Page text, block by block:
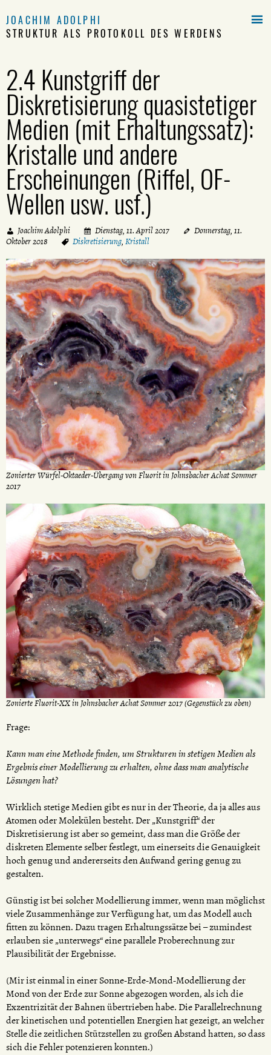
JOACHIM ADOLPHI
STRUKTUR ALS PROTOKOLL DES WERDENS
2.4 Kunstgriff der
Diskretisierung quasistetiger
Medien (mit Erhaltungssatz):
Kristalle und andere
Erscheinungen (Riffel, OF-
Wellen usw. usf.)
Joachim Adolphi Dienstag, 11. April 2017
Donnerstag, 11.
Oktober 2018
Diskretisierung, Kristall
Zonierter Würfel-Oktaeder-Übergang von Fluorit in Johnsbacher Achat Sommer
2017
Zonierte Fluorit-XX in Johnsbacher Achat Sommer 2017 (Gegenstück zu oben)
Frage:
Kann man eine Methode finden, um Strukturen in stetigen Medien als
Ergebnis einer Modellierung zu erhalten, ohne dass man analytische
Lösungen hat?
Wirklich stetige Medien gibt es nur in der Theorie, da ja alles aus
Atomen oder Molekülen besteht. Der „Kunstgriff“ der
Diskretisierung ist aber so gemeint, dass man die Größe der
diskreten Elemente selber festlegt, um einerseits die Genauigkeit
hoch genug und andererseits den Aufwand gering genug zu
gestalten.
Günstig ist bei solcher Modellierung immer, wenn man möglichst
viele Zusammenhänge zur Verfügung hat, um das Modell auch
fitten zu können. Dazu tragen Erhaltungssätze bei – zumindest
erlauben sie „unterwegs“ eine parallele Proberechnung zur
Plausibilität der Ergebnisse.
(Mir ist einmal in einer Sonne-Erde-Mond-Modellierung der
Mond von der Erde zur Sonne abgezogen worden, als ich die
Exzentrizität der Bahnen übertrieben habe. Die Parallelrechnung
der kinetischen und potentiellen Energien hat gezeigt, an welcher
Stelle die zeitlichen Stützstellen zu großen Abstand hatten, so dass
sich die Fehler potenzieren konnten.)
